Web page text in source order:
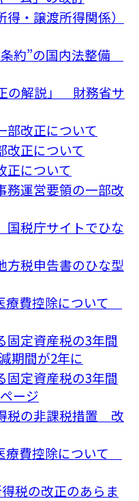
・譲渡所得関係）
約”の国内法整備
の解説」 財務省サ
部改正について
改正について
正について
務運営要領の一部改
税庁サイトでひな
税申告書のひな型
療費控除について
固定資産税の3年間
期間が2年に
固定資産税の3年間
ージ
税の非課税措置 改
療費控除について
税の改正のあらま